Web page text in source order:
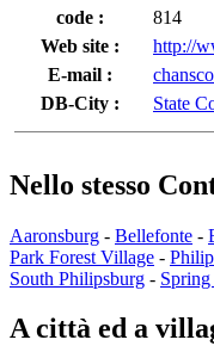
code :
814
Web site :
http://
E-mail :
DB-City :
State
Nello stesso
Aaronsburg - Bellefonte -
Park Forest Village -
South Philipsburg -
A città ed a